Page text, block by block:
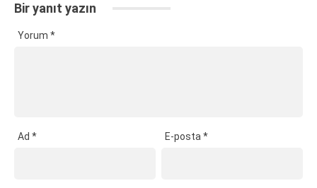
Bir yanıt yazın
Yorum *
Ad * E-posta*